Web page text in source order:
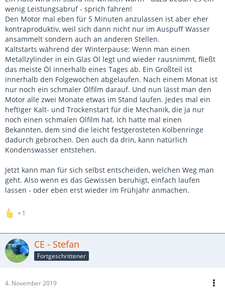
wenig Leistungsabruf - sprich fahren!
Den Motor mal eben für 5 Minuten anzulassen ist aber eher
kontraproduktiv, weil sich dann nicht nur im Auspuff Wasser
ansammelt sondern auch an anderen Stellen.
Kaltstarts während der Winterpause: Wenn man einen
Metallzylinder in ein Glas Öl legt und wieder rausnimmt, fließt
das meiste Öl innerhalb eines Tages ab. Ein Großteil ist
innerhalb den Folgewochen abgelaufen. Nach einem Monat ist
nur noch ein schmaler Ölfilm darauf. Und nun lässt man den
Motor alle zwei Monate etwas im Stand laufen. Jedes mal ein
heftiger Kalt- und Trockenstart für die Mechanik, die ja nur
noch einen schmalen Ölfilm hat. Ich hatte mal einen
Bekannten, dem sind die leicht festgerosteten Kolbenringe
dadurch gebrochen. Den auch da drin, kann natürlich
Kondenswasser entstehen.
Jetzt kann man für sich selbst entscheiden, welchen Weg man
geht. Also wenn es das Gewissen beruhigt, einfach laufen
lassen - oder eben erst wieder im Frühjahr anmachen.
1
CE - Stefan
Fortgeschrittener
4. November 2019